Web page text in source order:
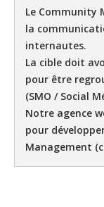
Le Community
la
internautes.
La cible doit
pour être
(SMO / Social
Notre agence
pour
Management